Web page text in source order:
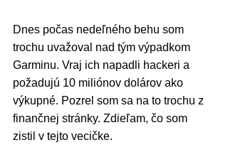
Dnes počas nedeľného behu som
trochu uvažoval nad tým výpadkom
Garminu. Vraj ich napadli hackeri a
požadujú 10 miliónov dolárov ako
výkupné. Pozrel som sa na to trochu z
finančnej stránky. Zdieľam, čo som
zistil v tejto vecičke.